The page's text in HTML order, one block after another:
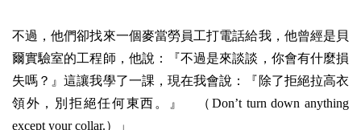
不過，他們卻找來一個麥當勞員工打電話給我，他曾經是貝
爾實驗室的工程師，他說：『不過是來談談，你會有什麼損
失嗎？』這讓我學了一課，現在我會說：『除了拒絕拉高衣
領外，別拒絕任何東西。』 （Don’t turn down anything
except your collar.）」